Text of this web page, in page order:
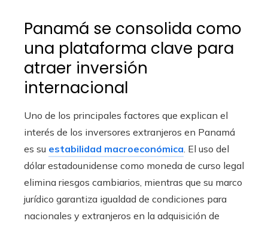
Panamá se consolida como
una plataforma clave para
atraer inversión
internacional
Uno de los principales factores que explican el
interés de los inversores extranjeros en Panamá
es su estabilidad macroeconómica. El uso del
dólar estadounidense como moneda de curso legal
elimina riesgos cambiarios, mientras que su marco
jurídico garantiza igualdad de condiciones para
nacionales y extranjeros en la adquisición de